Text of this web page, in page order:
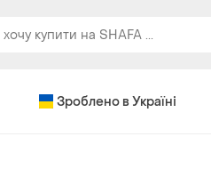
Зроблено в Україні